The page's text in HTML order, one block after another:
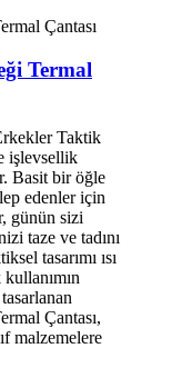
Termal
Taktik
işlevsellik
Basit bir öğle
edenler için
günün sizi
taze ve tadını
tasarımı ısı
Çantası,
malzemelere